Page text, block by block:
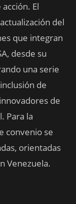
El
del
que integran
desde su
una serie
de
de
Para la
convenio se
orientadas
Venezuela.